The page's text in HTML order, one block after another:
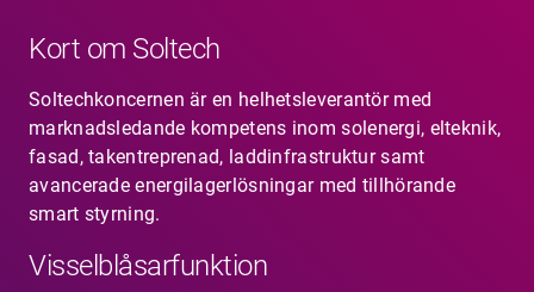
Kontakt
SV EN
Kort om Soltech
Soltechkoncernen är en helhetsleverantör med
marknadsledande kompetens inom solenergi, elteknik,
fasad, takentreprenad, laddinfrastruktur samt
avancerade energilagerlösningar med tillhörande
smart styrning.
Visselblåsarfunktion